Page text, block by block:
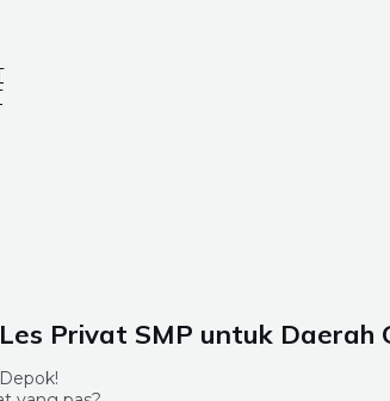
Privat SMP untuk Daerah